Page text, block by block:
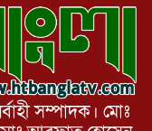
সম্পাদক। মোঃ